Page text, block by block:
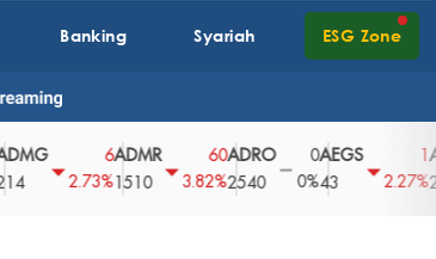
Banking Syariah ESG Zone
2.73%
ADMR
1510
60
3.82%
ADRO
2540
0
0%
AEGS
2.27% 2850